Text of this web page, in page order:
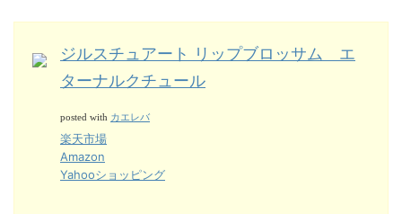
ジルスチュアート リップブロッサム エ
ターナルクチュール
posted with カエレバ
楽天市場
Amazon
Yahooショッピング